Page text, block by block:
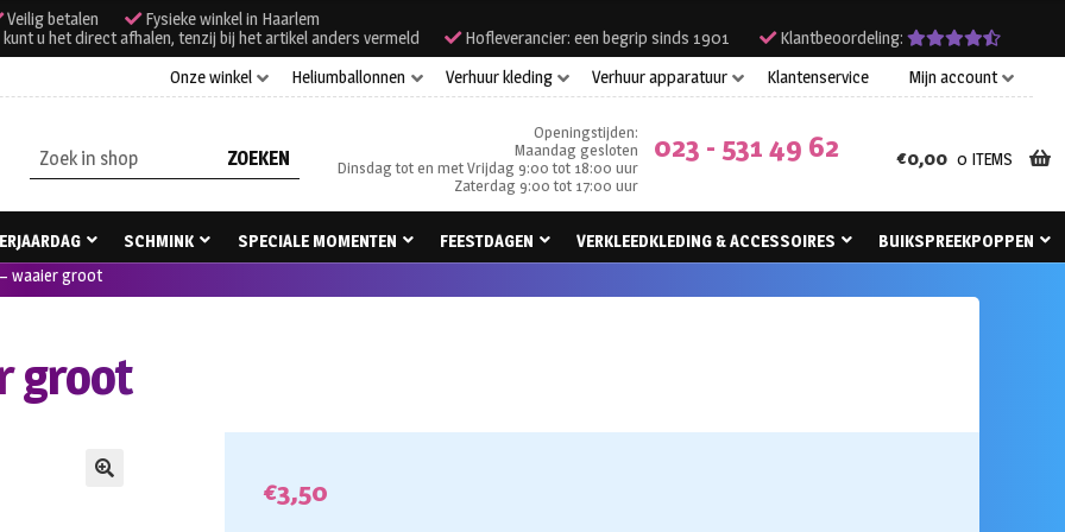
Veilig betalen
Fysieke winkel in Haarlem
u het direct afhalen, tenzij bij het artikel anders vermeld
Hofleverancier: een begrip sinds 1901
Klantbeoordeling:
Onze winkel
Heliumballonnen Verhuur kleding Verhuur apparatuur Klantenservice Mijn account
Zoeken
naar:
Openingstijden:
Maandag gesloten
Dinsdag tot en met Vrijdag 9:00 tot 18:00 uur
Zaterdag 9:00 tot 17:00 uur
023 - 531 49 62 €0,00 0 ITEMS
SCHMINK SPECIALE MOMENTEN FEESTDAGEN VERKLEEDKLEDING & ACCESSOIRES
BUIKSPREEKPOPPEN
waaier groot
groot
€3,50